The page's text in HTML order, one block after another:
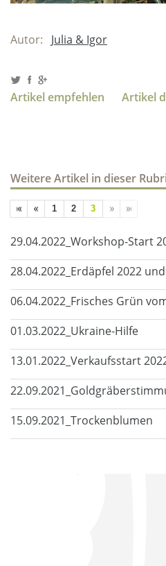
Autor: Julia & Igor
Artikel empfehlen Artikel
Weitere Artikel in dieser
1 2 3
29.04.2022_Workshop-Start
28.04.2022_Erdäpfel 2022
06.04.2022_Frisches Grün
01.03.2022_Ukraine-Hilfe
13.01.2022_Verkaufsstart
15.09.2021_Trockenblumen